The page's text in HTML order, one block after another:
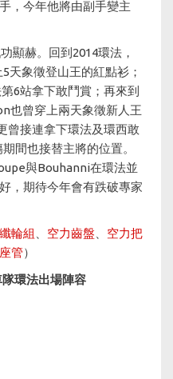
，今年他將由副手變主
顯赫。回到2014環法，
天象徵登山王的紅點衫；
6站拿下敢鬥賞；再來到
也曾穿上兩天象徵新人王
曾接連拿下環法及環西敢
間也接替主將的位置。
與Bouhanni在環法並
，期待今年會有跌破專家
輪組 空力齒盤
空力把
座管）
環法出場陣容​​​​​​​